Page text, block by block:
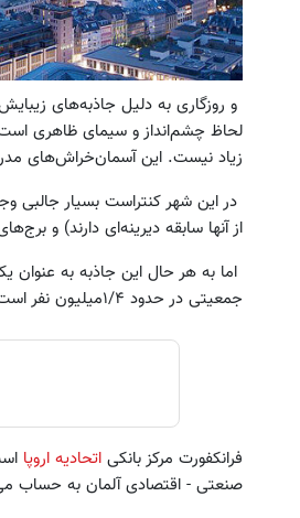
و روزگاری به دلیل جاذبه‌های
زیاد نیست. این آسمان‌خراش‌های
در این شهر کنتراست بسیار جالبی
از آنها سابقه دیرینه‌ای دارند) و
اما به هر حال این جاذبه به عنوان
جمعیتی در حدود ۱/۴میلیون نفر است. این شهر یکی از پرجمعیت‌ترین شهرهای اروپاست.
فرانکفورت مرکز بانکی اتحادیه اروپا
صنعتی - اقتصادی آلمان به حساب